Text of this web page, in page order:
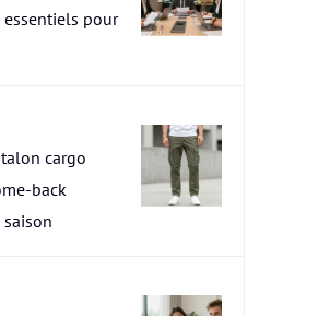
pour
cargo
back